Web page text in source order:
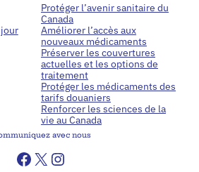
Protéger l’avenir sanitaire du
Canada
Améliorer l’accès aux
nouveaux médicaments
Préserver les couvertures
actuelles et les options de
traitement
Protéger les médicaments des
tarifs douaniers
Renforcer les sciences de la
vie au Canada
avec nous